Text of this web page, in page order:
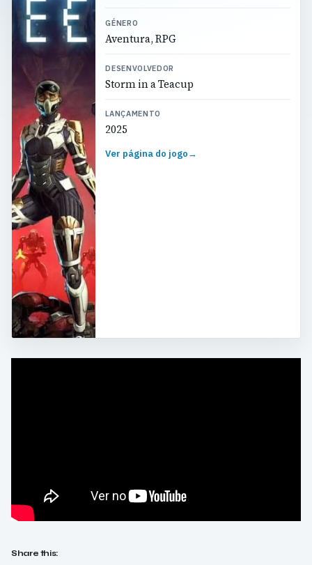
GÉNERO
Aventura, RPG
DESENVOLVEDOR
Storm in a Teacup
LANÇAMENTO
2025
Ver página do jogo→
Share this: